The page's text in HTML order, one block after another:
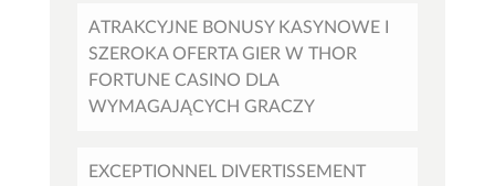
ATRAKCYJNE BONUSY KASYNOWE I
SZEROKA OFERTA GIER W THOR
FORTUNE CASINO DLA
WYMAGAJĄCYCH GRACZY
EXCEPTIONNEL DIVERTISSEMENT